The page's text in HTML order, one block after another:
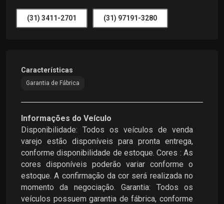
(31) 3411-2701 (31) 97191-3280
Características
Garantia de Fábrica
Informações do Veículo
Disponibilidade: Todos os veículos de venda
varejo estão disponíveis para pronta entrega,
conforme disponibilidade de estoque. Cores : As
cores disponíveis poderão variar conforme o
estoque. A confirmação da cor será realizada no
momento da negociação. Garantia: Todos os
veículos possuem garantia de fábrica, conforme